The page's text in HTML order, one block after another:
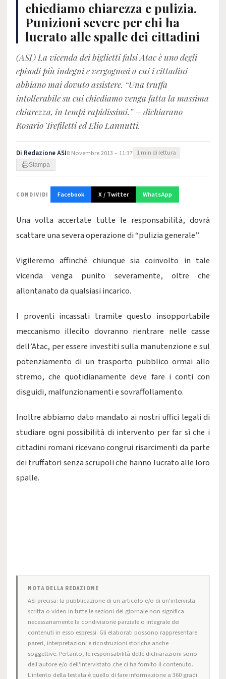
chiediamo chiarezza e pulizia.
Punizioni severe per chi ha
lucrato alle spalle dei cittadini
(ASI) La vicenda dei biglietti falsi Atac è uno degli
episodi più indegni e vergognosi a cui i cittadini
abbiano mai dovuto assistere. “Una truffa
intollerabile su cui chiediamo venga fatta la massima
chiarezza, in tempi rapidissimi.” – dichiarano
Rosario Trefiletti ed Elio Lannutti.
Di Redazione ASI8 Novembre 2013 – 11:37 1 min di lettura
Stampa
CONDIVIDI Facebook X / Twitter WhatsApp
Una volta accertate tutte le responsabilità, dovrà
scattare una severa operazione di “pulizia generale”.
Vigileremo affinché chiunque sia coinvolto in tale
vicenda venga punito severamente, oltre che
allontanato da qualsiasi incarico.
I proventi incassati tramite questo insopportabile
meccanismo illecito dovranno rientrare nelle casse
dell’Atac, per essere investiti sulla manutenzione e sul
potenziamento di un trasporto pubblico ormai allo
stremo, che quotidianamente deve fare i conti con
disguidi, malfunzionamenti e sovraffollamento.
Inoltre abbiamo dato mandato ai nostri uffici legali di
studiare ogni possibilità di intervento per far sì che i
cittadini romani ricevano congrui risarcimenti da parte
dei truffatori senza scrupoli che hanno lucrato alle loro
spalle.
NOTA DELLA REDAZIONE
ASI precisa: la pubblicazione di un articolo e/o di un'intervista
scritta o video in tutte le sezioni del giornale non significa
necessariamente la condivisione parziale o integrale dei
contenuti in esso espressi. Gli elaborati possono rappresentare
pareri, interpretazioni e ricostruzioni storiche anche
soggettive. Pertanto, le responsabilità delle dichiarazioni sono
dell'autore e/o dell'intervistato che ci ha fornito il contenuto.
L'intento della testata è quello di fare informazione a 360 gradi